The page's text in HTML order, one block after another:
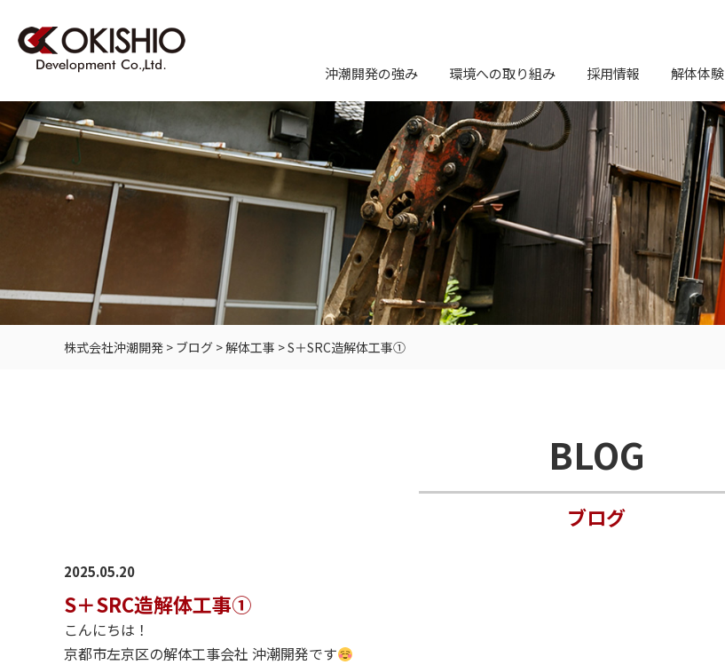
沖潮開発の強み
環境への取り組み 採用情報 解体体験
株式会社沖潮開発 > ブログ >解体工事 >S＋SRC造解体工事①
BLOG
ブログ
2025.05.20
S＋SRC造解体工事①
こんにちは！
京都市左京区の解体工事会社 沖潮開発です